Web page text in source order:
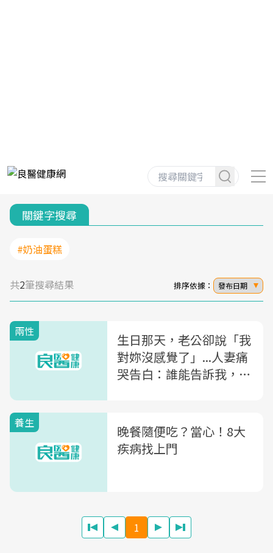
關鍵字搜尋
#奶油蛋糕
共2筆搜尋結果 排序依據： 發布日期
兩性
生日那天，老公卻說「我
對妳沒感覺了」...人妻痛
哭告白：誰能告訴我，感
養生
晚餐隨便吃？當心！8大
疾病找上門
1